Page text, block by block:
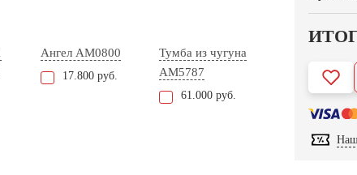
Ангел AM0800
17.800 руб.
Тумба из чугуна
AM5787
61.000 руб.